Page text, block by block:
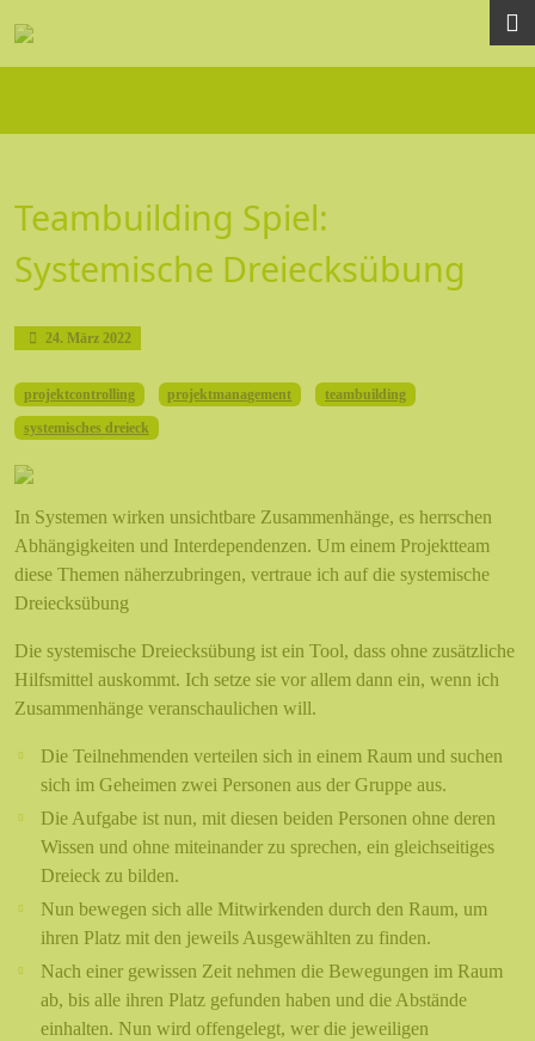
HOME
Teambuilding Spiel:
Systemische Dreiecksübung
Veröffentlicht: 24. März 2022
24. März 2022
projektcontrolling projektmanagement
teambuilding
systemisches dreieck
In Systemen wirken unsichtbare Zusammenhänge, es herrschen
Abhängigkeiten und Interdependenzen. Um einem Projektteam
diese Themen näherzubringen, vertraue ich auf die systemische
Dreiecksübung
Die systemische Dreiecksübung ist ein Tool, dass ohne zusätzliche
Hilfsmittel auskommt. Ich setze sie vor allem dann ein, wenn ich
Zusammenhänge veranschaulichen will.
Die Teilnehmenden verteilen sich in einem Raum und suchen
sich im Geheimen zwei Personen aus der Gruppe aus.
Die Aufgabe ist nun, mit diesen beiden Personen ohne deren
Wissen und ohne miteinander zu sprechen, ein gleichseitiges
Dreieck zu bilden.
Nun bewegen sich alle Mitwirkenden durch den Raum, um
ihren Platz mit den jeweils Ausgewählten zu finden.
Nach einer gewissen Zeit nehmen die Bewegungen im Raum
ab, bis alle ihren Platz gefunden haben und die Abstände
einhalten. Nun wird offengelegt, wer die jeweiligen